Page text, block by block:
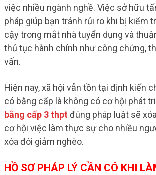
việc nhiều ngành nghề. Việc sở hữu
pháp giúp bạn tránh rủi ro khi bị kiểm
cậy trong mắt nhà tuyển dụng và
thủ tục hành chính như công chứng,
vấn.
Hiện nay, xã hội vẫn tồn tại định kiến
có bằng cấp là không có cơ hội phát
bằng cấp 3 thpt đúng pháp luật sẽ
cơ hội việc làm thực sự cho nhiều
xóa đói giảm nghèo.
HỒ SƠ PHÁP LÝ CẦN CÓ KHI